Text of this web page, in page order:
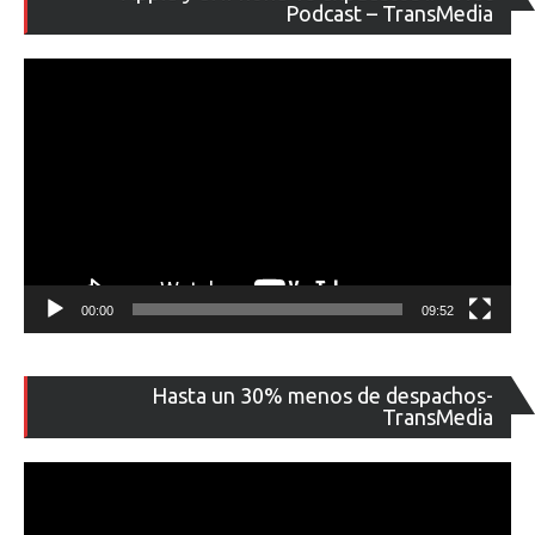
Podcast – TransMedia
de
00:00 09:52
Hasta un 30% menos de despachos-
TransMedia
de